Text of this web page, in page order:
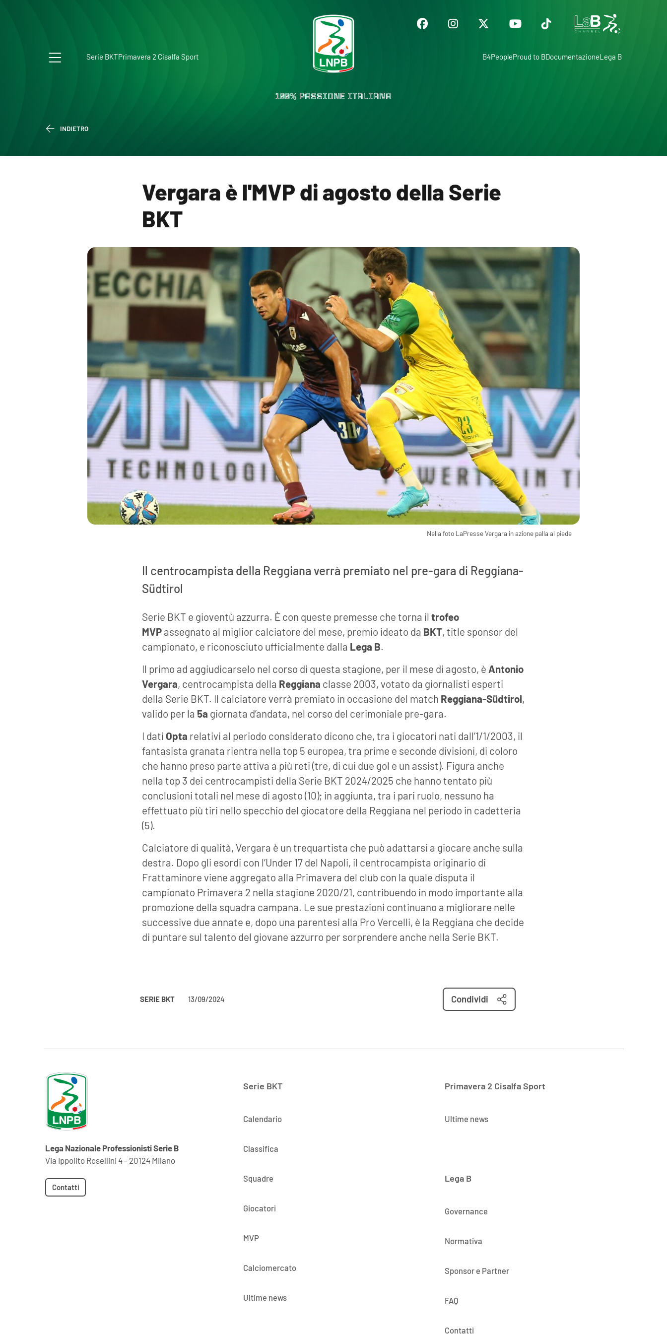
100% PASSIONE ITALIANA
Serie BKTPrimavera 2 Cisalfa Sport B4PeopleProud to BDocumentazioneLega B
INDIETRO
Vergara è l'MVP di agosto della Serie
BKT
Nella foto LaPresse Vergara in azione palla al piede
Il centrocampista della Reggiana verrà premiato nel pre-gara di Reggiana-
Südtirol
Serie BKT e gioventù azzurra. È con queste premesse che torna iltrofeo
MVP assegnato al miglior calciatore del mese, premio ideato da BKT, title sponsor del
campionato, e riconosciuto ufficialmente dalla Lega B.
Il primo ad aggiudicarselo nel corso di questa stagione, per il mese di agosto, è Antonio
Vergara, centrocampista della Reggiana classe 2003, votato da giornalisti esperti
della Serie BKT. Il calciatore verrà premiato in occasione del match Reggiana-Südtirol,
valido per la 5a giornata d’andata, nel corso del cerimoniale pre-gara.
I dati Opta relativi al periodo considerato dicono che, tra i giocatori nati dall’1/1/2003, il
fantasista granata rientra nella top 5 europea, tra prime e seconde divisioni, di coloro
che hanno preso parte attiva a più reti (tre, di cui due gol e un assist). Figura anche
nella top 3 dei centrocampisti della Serie BKT 2024/2025 che hanno tentato più
conclusioni totali nel mese di agosto (10); in aggiunta, tra i pari ruolo, nessuno ha
effettuato più tiri nello specchio del giocatore della Reggiana nel periodo in cadetteria
(5).
Calciatore di qualità, Vergara è un trequartista che può adattarsi a giocare anche sulla
destra. Dopo gli esordi con l’Under 17 del Napoli, il centrocampista originario di
Frattaminore viene aggregato alla Primavera del club con la quale disputa il
campionato Primavera 2 nella stagione 2020/21, contribuendo in modo importante alla
promozione della squadra campana. Le sue prestazioni continuano a migliorare nelle
successive due annate e, dopo una parentesi alla Pro Vercelli, è la Reggiana che decide
di puntare sul talento del giovane azzurro per sorprendere anche nella Serie BKT.
SERIE BKT 13/09/2024 Condividi
Lega Nazionale Professionisti Serie B
Via Ippolito Rosellini 4 - 20124 Milano
Contatti
Serie BKT
Calendario
Classifica
Squadre
Giocatori
MVP
Calciomercato
Ultime news
Primavera 2 Cisalfa Sport
Ultime news
Lega B
Governance
Normativa
Sponsor e Partner
FAQ
Contatti